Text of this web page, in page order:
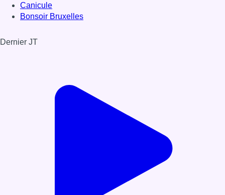
Canicule
Bonsoir Bruxelles
Dernier JT